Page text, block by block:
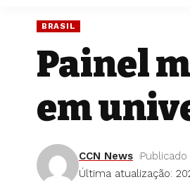
BRASIL
Painel
em
Última atualização:
CCN News Publicado